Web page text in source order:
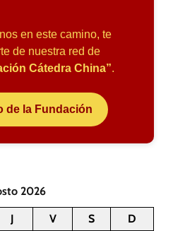
en este camino, te
de nuestra red de
Cátedra China”.
de la Fundación
2026
J V S
D